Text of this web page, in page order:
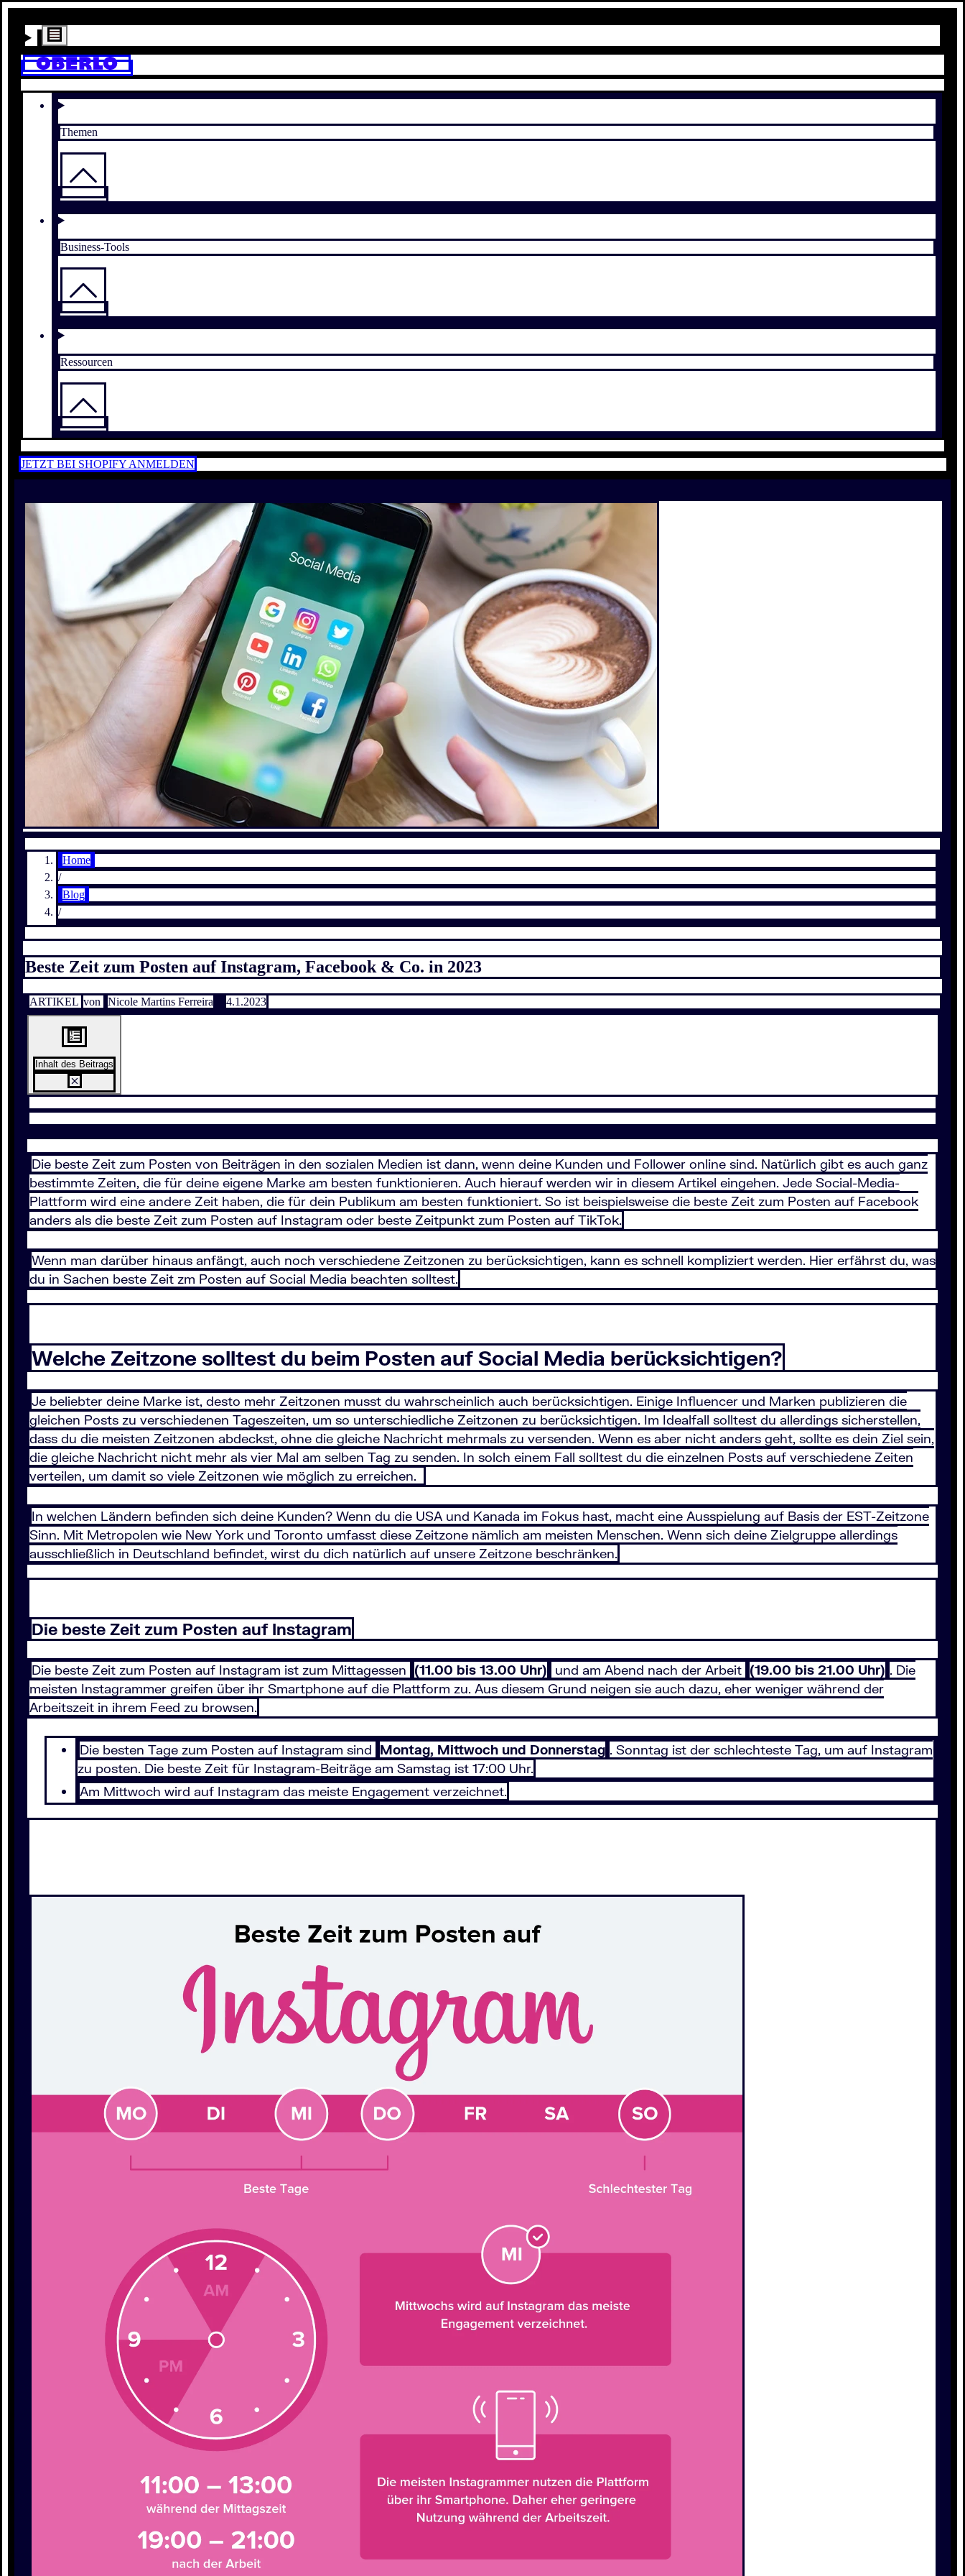
Themen
Business-Tools
Ressourcen
JETZT BEI SHOPIFY ANMELDEN
Home
/
Blog
/
Beste Zeit zum Posten auf Instagram, Facebook & Co. in 2023
ARTIKEL von Nicole Martins Ferreira 4.1.2023
Inhalt des Beitrags
Die beste Zeit zum Posten von Beiträgen in den sozialen Medien ist dann, wenn deine Kunden und Follower online sind. Natürlich gibt es auch ganz
bestimmte Zeiten, die für deine eigene Marke am besten funktionieren. Auch hierauf werden wir in diesem Artikel eingehen. Jede Social-Media-
Plattform wird eine andere Zeit haben, die für dein Publikum am besten funktioniert. So ist beispielsweise die beste Zeit zum Posten auf Facebook
anders als die beste Zeit zum Posten auf Instagram oder beste Zeitpunkt zum Posten auf TikTok.
Wenn man darüber hinaus anfängt, auch noch verschiedene Zeitzonen zu berücksichtigen, kann es schnell kompliziert werden. Hier erfährst du, was
du in Sachen beste Zeit zm Posten auf Social Media beachten solltest.
Welche Zeitzone solltest du beim Posten auf Social Media berücksichtigen?
Je beliebter deine Marke ist, desto mehr Zeitzonen musst du wahrscheinlich auch berücksichtigen. Einige Influencer und Marken publizieren die
gleichen Posts zu verschiedenen Tageszeiten, um so unterschiedliche Zeitzonen zu berücksichtigen. Im Idealfall solltest du allerdings sicherstellen,
dass du die meisten Zeitzonen abdeckst, ohne die gleiche Nachricht mehrmals zu versenden. Wenn es aber nicht anders geht, sollte es dein Ziel sein,
die gleiche Nachricht nicht mehr als vier Mal am selben Tag zu senden. In solch einem Fall solltest du die einzelnen Posts auf verschiedene Zeiten
verteilen, um damit so viele Zeitzonen wie möglich zu erreichen.
In welchen Ländern befinden sich deine Kunden? Wenn du die USA und Kanada im Fokus hast, macht eine Ausspielung auf Basis der EST-Zeitzone
Sinn. Mit Metropolen wie New York und Toronto umfasst diese Zeitzone nämlich am meisten Menschen. Wenn sich deine Zielgruppe allerdings
ausschließlich in Deutschland befindet, wirst du dich natürlich auf unsere Zeitzone beschränken.
Die beste Zeit zum Posten auf Instagram
Die beste Zeit zum Posten auf Instagram ist zum Mittagessen (11.00 bis 13.00 Uhr) und am Abend nach der Arbeit (19.00 bis 21.00 Uhr) . Die
meisten Instagrammer greifen über ihr Smartphone auf die Plattform zu. Aus diesem Grund neigen sie auch dazu, eher weniger während der
Arbeitszeit in ihrem Feed zu browsen.
Die besten Tage zum Posten auf Instagram sind Montag, Mittwoch und Donnerstag . Sonntag ist der schlechteste Tag, um auf Instagram
zu posten. Die beste Zeit für Instagram-Beiträge am Samstag ist 17:00 Uhr.
Am Mittwoch wird auf Instagram das meiste Engagement verzeichnet.